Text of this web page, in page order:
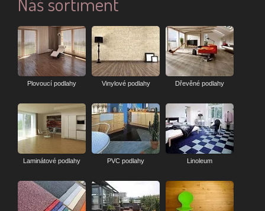
Plovoucí podlahy Vinylové podlahy Dřevěné podlahy
Laminátové podlahy PVC podlahy Linoleum